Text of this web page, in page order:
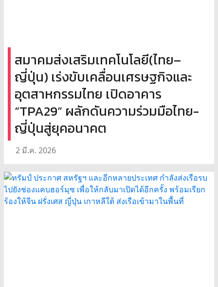
สมาคมส่งเสริมเทคโนโลยี(ไทย–
ญี่ปุ่น) เร่งขับเคลื่อนเศรษฐกิจและ
อุตสาหกรรมไทย เปิดอาคาร
“TPA29” ผลักดันความร่วมมือไทย-
ญี่ปุ่นสู่ยุคอนาคต
2 มี.ค. 2026